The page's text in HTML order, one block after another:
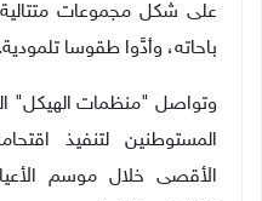
على شكل مجموعات
باحاته، وأدَّوا طقوسا تلمودية.
وتواصل "منظمات الهيكل"
المستوطنين لتنفيذ
الأقصى خلال موسم